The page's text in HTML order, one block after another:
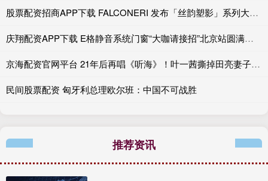
股票配资招商APP下载 FALCONERI 发布「丝韵塑影」系列大片 以视觉叙事 礼赞桑蚕丝质感与剪裁匠艺
庆翔配资APP下载 E格静音系统门窗“大咖请接招”北京站圆满收官，创新形式引爆关注
京海配资官网平台 21年后再唱《听海》！叶一茜撕掉田亮妻子标签，全开麦炸翻舞台
民间股票配资 匈牙利总理欧尔班：中国不可战胜
推荐资讯